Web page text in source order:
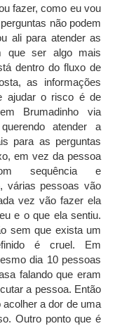
fazer, como eu vou
não podem
ali para atender as
que ser algo mais
dentro do fluxo de
as informações
ajudar o risco é de
Brumadinho via
atender a
para as perguntas
em vez da pessoa
sequência e
várias pessoas vão
vez vão fazer ela
e o que ela sentiu.
sem que exista um
é cruel. Em
dia 10 pessoas
falando que eram
a pessoa. Então
a dor de uma
Outro ponto que é